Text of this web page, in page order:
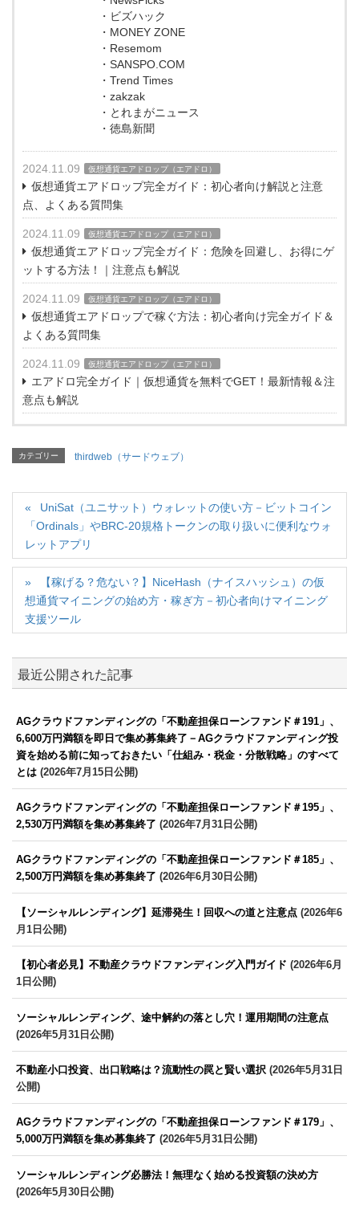
・ビズハック
・MONEY ZONE
・Resemom
・SANSPO.COM
・Trend Times
・zakzak
・とれまがニュース
・徳島新聞
2024.11.09 仮想通貨エアドロップ（エアドロ）
仮想通貨エアドロップ完全ガイド：初心者向け解説と注意
点、よくある質問集
2024.11.09 仮想通貨エアドロップ（エアドロ）
仮想通貨エアドロップ完全ガイド：危険を回避し、お得にゲ
ットする方法！｜注意点も解説
2024.11.09 仮想通貨エアドロップ（エアドロ）
仮想通貨エアドロップで稼ぐ方法：初心者向け完全ガイド＆
よくある質問集
2024.11.09 仮想通貨エアドロップ（エアドロ）
エアドロ完全ガイド｜仮想通貨を無料でGET！最新情報＆注
意点も解説
カテゴリー thirdweb（サードウェブ）
UniSat（ユニサット）ウォレットの使い方－ビットコイン
「Ordinals」やBRC-20規格トークンの取り扱いに便利なウォ
レットアプリ
【稼げる？危ない？】NiceHash（ナイスハッシュ）の仮
想通貨マイニングの始め方・稼ぎ方－初心者向けマイニング
支援ツール
最近公開された記事
AGクラウドファンディングの「不動産担保ローンファンド＃191」、
6,600万円満額を即日で集め募集終了－AGクラウドファンディング投
資を始める前に知っておきたい「仕組み・税金・分散戦略」のすべて
とは (2026年7月15日公開)
AGクラウドファンディングの「不動産担保ローンファンド＃195」、
2,530万円満額を集め募集終了 (2026年7月31日公開)
AGクラウドファンディングの「不動産担保ローンファンド＃185」、
2,500万円満額を集め募集終了 (2026年6月30日公開)
【ソーシャルレンディング】延滞発生！回収への道と注意点 (2026年6
月1日公開)
【初心者必見】不動産クラウドファンディング入門ガイド (2026年6月
1日公開)
ソーシャルレンディング、途中解約の落とし穴！運用期間の注意点
(2026年5月31日公開)
不動産小口投資、出口戦略は？流動性の罠と賢い選択 (2026年5月31日
公開)
AGクラウドファンディングの「不動産担保ローンファンド＃179」、
5,000万円満額を集め募集終了 (2026年5月31日公開)
ソーシャルレンディング必勝法！無理なく始める投資額の決め方
(2026年5月30日公開)